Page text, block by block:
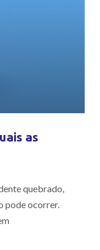
as
quebrado,
pode ocorrer.